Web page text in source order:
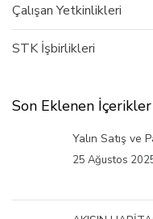
Çalışan Yetkinlikleri
STK İşbirlikleri
Son Eklenen İçerikler
Yalın Satış ve
25 Ağustos